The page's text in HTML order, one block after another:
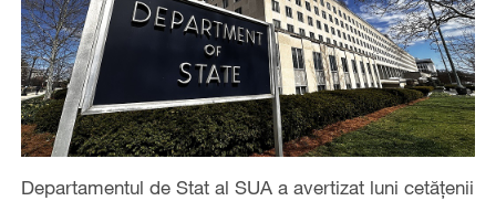
Departamentul de Stat al SUA a avertizat luni cetățenii